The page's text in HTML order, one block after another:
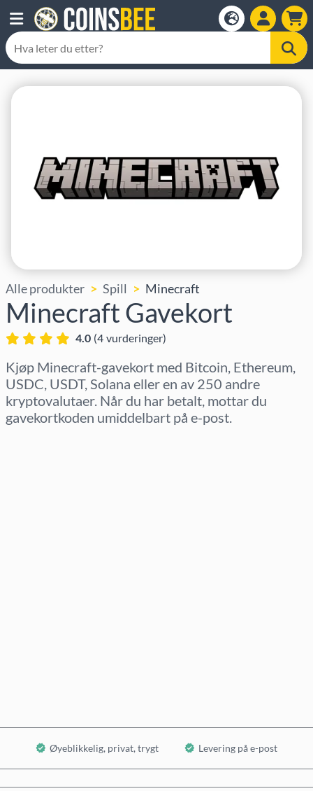
Alle produkter Spill Minecraft
Minecraft Gavekort
4.0 (4 vurderinger)
Kjøp Minecraft-gavekort med Bitcoin, Ethereum,
USDC, USDT, Solana eller en av 250 andre
kryptovalutaer. Når du har betalt, mottar du
gavekortkoden umiddelbart på e-post.
Øyeblikkelig, privat, trygt Levering på e-post